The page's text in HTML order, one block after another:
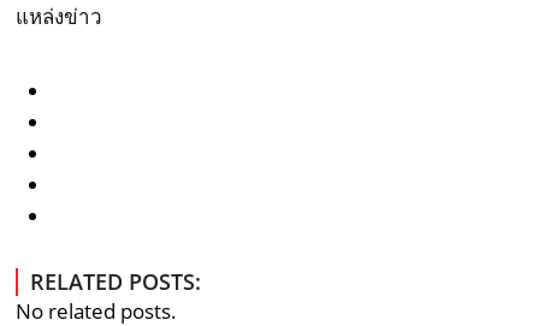
แหล่งข่าว
RELATED POSTS:
No related posts.